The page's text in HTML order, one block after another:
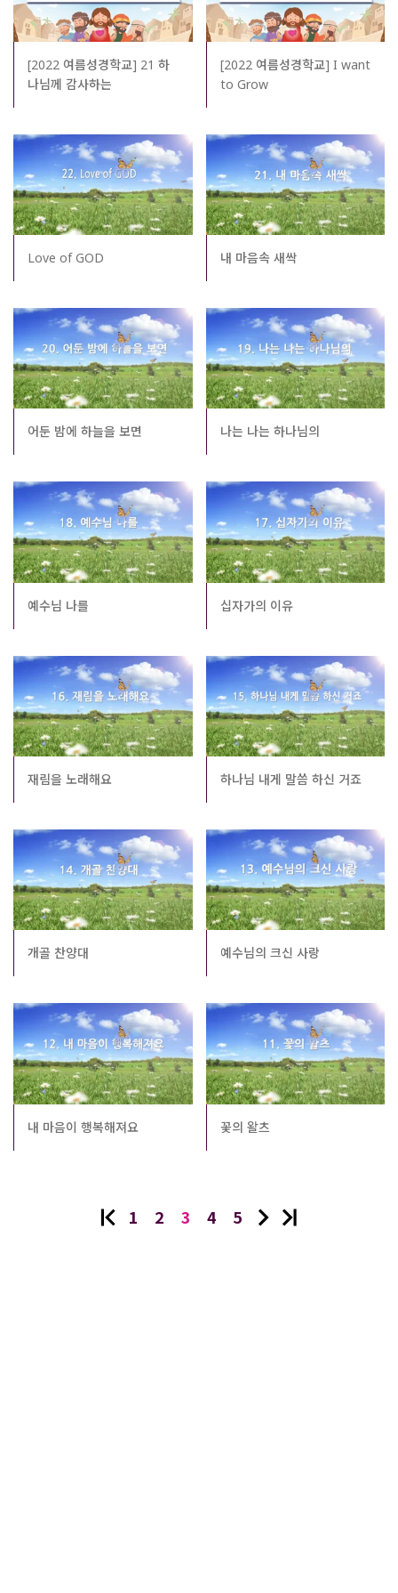
[2022 여름성경학교] 21 하
나님께 감사하는
[2022 여름성경학교] I want
to Grow
Love of GOD 내 마음속 새싹
어둔 밤에 하늘을 보면 나는 나는 하나님의
예수님 나를 십자가의 이유
재림을 노래해요 하나님 내게 말씀 하신 거죠
개골 찬양대 예수님의 크신 사랑
내 마음이 행복해져요 꽃의 왈츠
1 2 3 4 5